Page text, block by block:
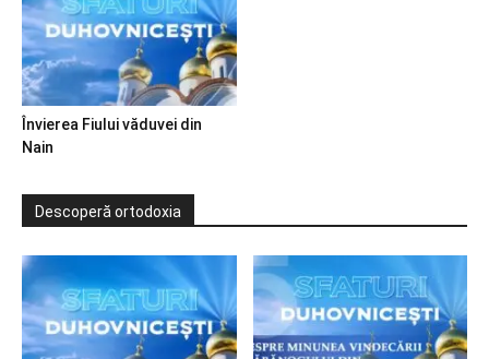
Învierea Fiului văduvei din
Nain
Descoperă ortodoxia